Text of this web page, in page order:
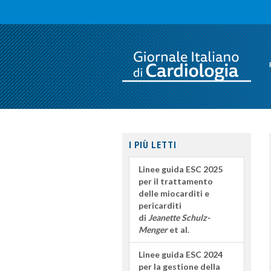
I PIÙ LETTI
Linee guida ESC 2025
per il trattamento
delle miocarditi e
pericarditi
di Jeanette Schulz-
Mengeret al.
Linee guida ESC 2024
per la gestione della